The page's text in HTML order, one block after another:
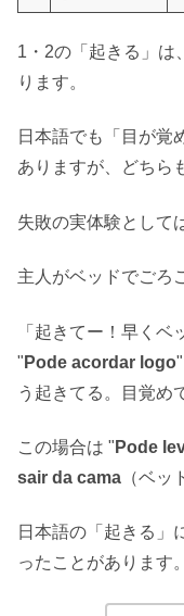
1・2の「起きる」は
ります。
日本語でも「目が覚
ありますが、どちら
失敗の実体験として
主人がベッドでごろ
「起きてー！早く
" Pode acordar logo
う起きてる。目覚め
この場合は " Pode
sair da cama （ベッ
日本語の「起きる」
ったことがあります。